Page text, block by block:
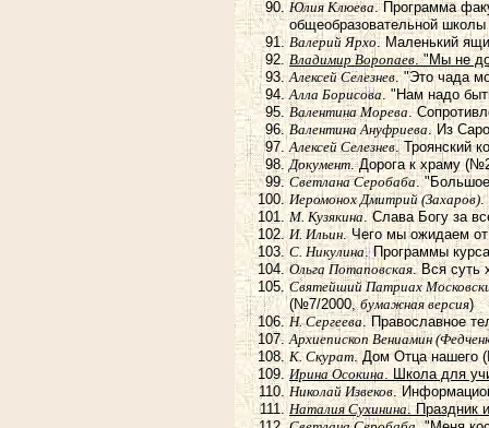
Юлия Клюева. Программа
общеобразовательной
Валерий Ярхо. Маленький
Владимир Воропаев. "Мы не
Алексей Селезнев. "Это чада
Алла Борисова. "Нам надо
Валентина Морева.
Валентина Ануфриева. Из
Алексей Селезнев. Троянский
Документ. Дорога к храму
Светлана Серобаба.
Иеромонох Дмитрий (Захаров).
М. Кузякина. Слава Богу за
И. Ильин. Чего мы ожидаем
С. Никулина. Программы
Ольга Потаповская. Вся суть
Святейший Патриах
(№7/2000,бумажная версия)
Н. Сергеева. Православное
Архиепископ Вениамин
К. Скурат. Дом Отца нашего
Ирина Осокина. Школа для
Николай Извеков.
Наталия Сухинина. Праздник